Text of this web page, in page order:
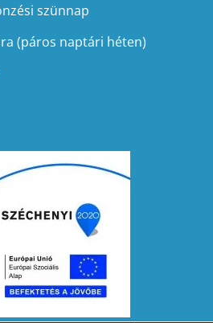
szünnap
(páros naptári héten)